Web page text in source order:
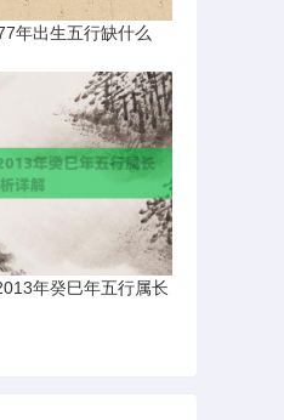
年出生五行缺什么
年癸巳年五行属长